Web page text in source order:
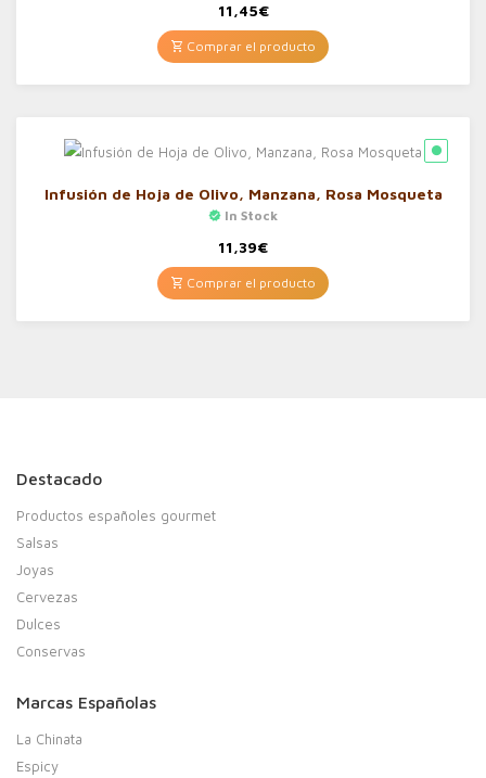
11,45€
Comprar el producto
Infusión de Hoja de Olivo, Manzana, Rosa Mosqueta
In Stock
11,39€
Comprar el producto
Destacado
Productos españoles gourmet
Salsas
Joyas
Cervezas
Dulces
Conservas
Marcas Españolas
La Chinata
Espicy